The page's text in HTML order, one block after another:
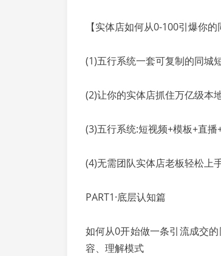
【实体店如何从0-100引爆你的
(1)五行系统一套可复制的同城
(2)让你的实体店抓住万亿级本
(3)五行系统:短视频+模板+直播
(4)无需团队实体店老板轻松上
PART1·底层认知篇
如何从0开始做一条引流成交
容、理解模式